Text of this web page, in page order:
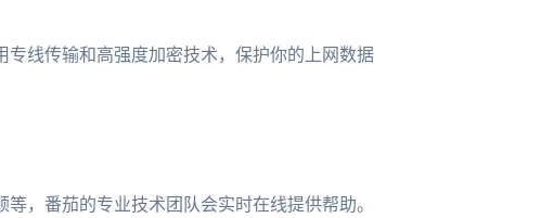
专线传输和高强度加密技术，保护你的上网数据
，番茄的专业技术团队会实时在线提供帮助。